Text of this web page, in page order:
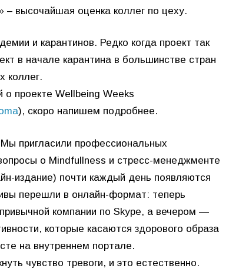
высочайшая оценка коллег по цеху.
и карантинов. Редко когда проект так
в начале карантина в большинстве стран
коллег.
о проекте Wellbeing Weeks
), скоро напишем подробнее.
пригласили профессиональных
о Mindfullness и стресс-менеджменте
издание) почти каждый день появляются
перешли в онлайн-формат: теперь
компании по Skype, а вечером —
которые касаются здорового образа
на внутреннем портале.
чувство тревоги, и это естественно.